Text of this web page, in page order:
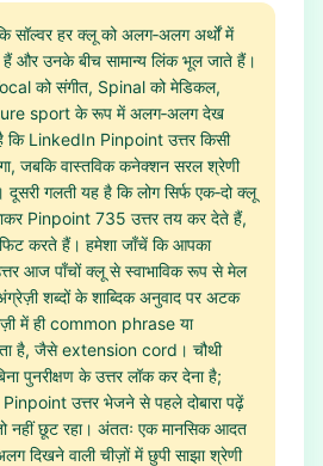
सॉल्वर हर क्लू को अलग‑अलग अर्थों में
और उनके बीच सामान्य लिंक भूल जाते हैं।
को संगीत, Spinal को मेडिकल,
sport के रूप में अलग‑अलग देख
कि LinkedIn Pinpoint उत्तर किसी
जबकि वास्तविक कनेक्शन सरल श्रेणी
गलती यह है कि लोग सिर्फ एक‑दो क्लू
Pinpoint 735 उत्तर तय कर देते हैं,
करते हैं। हमेशा जाँचें कि आपका
आज पाँचों क्लू से स्वाभाविक रूप से मेल
शब्दों के शाब्दिक अनुवाद पर अटक
में ही common phrase या
है, जैसे extension cord। चौथी
पुनरीक्षण के उत्तर लॉक कर देना है;
उत्तर भेजने से पहले दोबारा पढ़ें
नहीं छूट रहा। अंततः एक मानसिक आदत
दिखने वाली चीज़ों में छुपी साझा श्रेणी